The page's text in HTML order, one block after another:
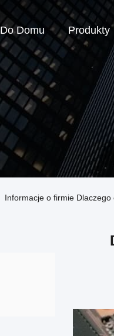
Do Domu Produkty
Informacje o firmie Dlaczego